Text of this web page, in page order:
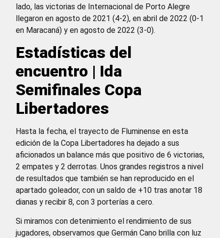
lado, las victorias de Internacional de Porto Alegre
llegaron en agosto de 2021 (4-2), en abril de 2022 (0-1
en Maracaná) y en agosto de 2022 (3-0).
Estadísticas del
encuentro | Ida
Semifinales Copa
Libertadores
Hasta la fecha, el trayecto de Fluminense en esta
edición de la Copa Libertadores ha dejado a sus
aficionados un balance más que positivo de 6 victorias,
2 empates y 2 derrotas. Unos grandes registros a nivel
de resultados que también se han reproducido en el
apartado goleador, con un saldo de +10 tras anotar 18
dianas y recibir 8, con 3 porterías a cero.
Si miramos con detenimiento el rendimiento de sus
jugadores, observamos que Germán Cano brilla con luz